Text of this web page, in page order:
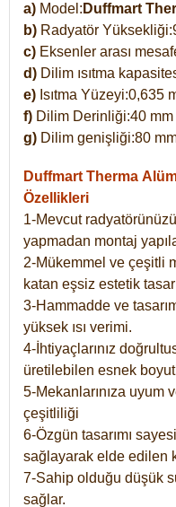
a) Model: Duffmart
b) Radyatör
c) Eksenler arası
d) Dilim ısıtma
e) Isıtma Yüzeyi:0,635
f) Dilim Derinliği:40 mm
g) Dilim genişliği:80
Duffmart Therma
Özellikleri
1-Mevcut
yapmadan montaj
2-Mükemmel ve çeşitli
katan eşsiz estetik
3-Hammadde ve
yüksek ısı verimi.
4-İhtiyaçlarınız
üretilebilen esnek
5-Mekanlarınıza uyum
çeşitliliği
6-Özgün tasarımı
sağlayarak elde edilen
7-Sahip olduğu düşük
sağlar.